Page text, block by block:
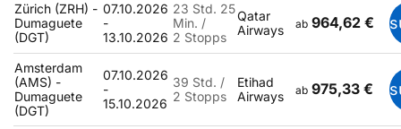
Zürich (ZRH) -
Dumaguete
(DGT)
07.10.2026
-
13.10.2026
23 Std. 25
Min. /
2 Stopps
Qatar
Airways
ab 964,62 €
Amsterdam
(AMS) -
Dumaguete
(DGT)
07.10.2026
-
15.10.2026
39 Std. /
2 Stopps
Etihad
Airways
ab 975,33 €